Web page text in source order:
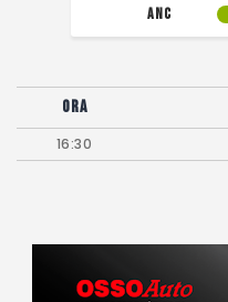
News
Mercato
Erreà Cup
Giovanile
Fotogallery
ANC
Ora
16:30